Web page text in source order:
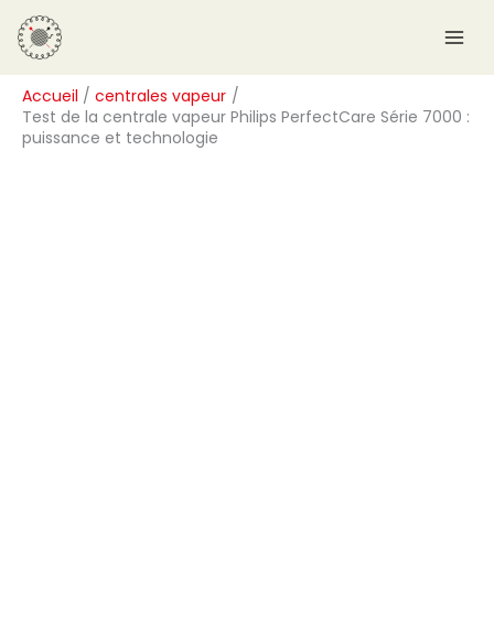
Aller
au
contenu
Accueil
centrales vapeur
Test de la centrale vapeur Philips PerfectCare Série 7000 :
puissance et technologie
R
e
c
h
e